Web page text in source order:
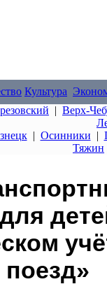
Культура
| Верх-
| Осинники |
Тяжин